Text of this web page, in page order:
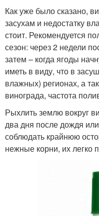
Как уже было сказано,
засухам и недостатку
стоит. Рекомендуется
сезон: через 2 недели
затем – когда ягоды
иметь в виду, что в
влажных) регионах, а
винограда, частота
Рыхлить землю вокруг
два дня после дождя
соблюдать крайнюю
нежные корни, их легко